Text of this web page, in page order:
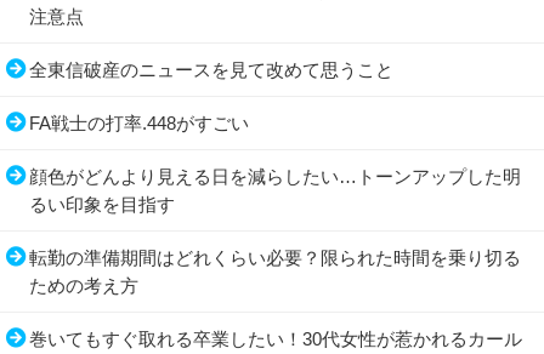
注意点
全東信破産のニュースを見て改めて思うこと
FA戦士の打率.448がすごい
顔色がどんより見える日を減らしたい…トーンアップした明
るい印象を目指す
転勤の準備期間はどれくらい必要？限られた時間を乗り切る
ための考え方
巻いてもすぐ取れる卒業したい！30代女性が惹かれるカール